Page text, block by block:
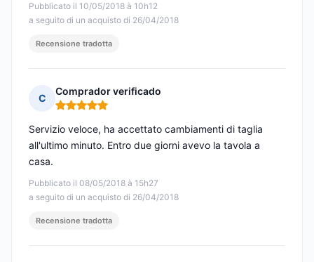
Pubblicato il 10/05/2018 à 10h12
a seguito di un acquisto di 26/04/2018
Recensione tradotta
C
Comprador verificado
Nota: 5 su 5
Pubblicato il 08/05/2018 à 15h27
a seguito di un acquisto di 26/04/2018
Servizio veloce, ha accettato cambiamenti di taglia
all'ultimo minuto. Entro due giorni avevo la tavola a
casa.
Recensione tradotta